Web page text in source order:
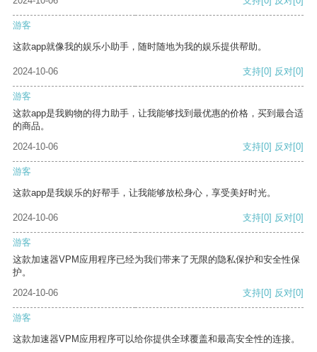
游客
这款app就像我的娱乐小助手，随时随地为我的娱乐提供帮助。
2024-10-06 支持[0] 反对[0]
游客
这款app是我购物的得力助手，让我能够找到最优惠的价格，买到最合适
的商品。
2024-10-06
支持[0] 反对[0]
游客
这款app是我娱乐的好帮手，让我能够放松身心，享受美好时光。
2024-10-06 支持[0] 反对[0]
游客
这款加速器VPM应用程序已经为我们带来了无限的隐私保护和安全性保
护。
2024-10-06
支持[0] 反对[0]
游客
这款加速器VPM应用程序可以给你提供全球覆盖和最高安全性的连接。